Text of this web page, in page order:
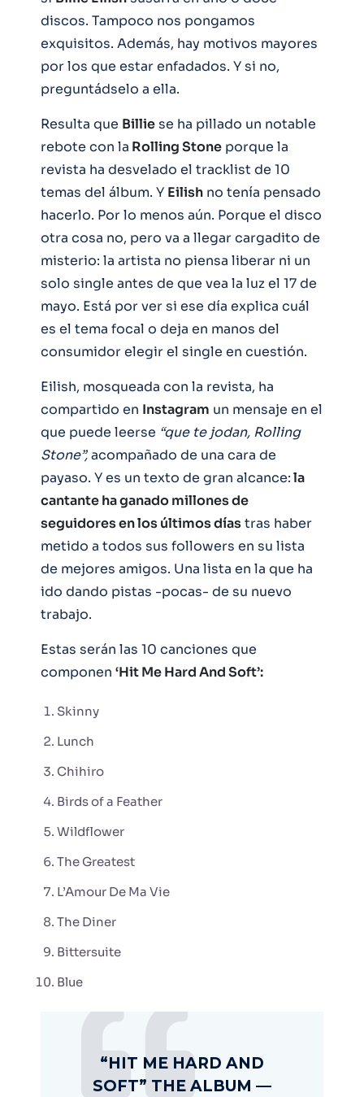
discos. Tampoco nos pongamos
exquisitos. Además, hay motivos mayores
por los que estar enfadados. Y si no,
preguntádselo a ella.
Resulta que Billiese ha pillado un notable
rebote con la Rolling Stone porque la
revista ha desvelado el tracklist de 10
temas del álbum. Y Eilish no tenía pensado
hacerlo. Por lo menos aún. Porque el disco
otra cosa no, pero va a llegar cargadito de
misterio: la artista no piensa liberar ni un
solo single antes de que vea la luz el 17 de
mayo. Está por ver si ese día explica cuál
es el tema focal o deja en manos del
consumidor elegir el single en cuestión.
Eilish, mosqueada con la revista, ha
compartido en Instagram un mensaje en el
que puede leerse “que te jodan, Rolling
Stone”,acompañado de una cara de
payaso. Y es un texto de gran alcance:la
cantante ha ganado millones de
seguidores en los últimos díastras haber
metido a todos sus followers en su lista
de mejores amigos. Una lista en la que ha
ido dando pistas -pocas- de su nuevo
trabajo.
Estas serán las 10 canciones que
componen ‘Hit Me Hard And Soft’:
Skinny
Lunch
Chihiro
Birds of a Feather
Wildflower
The Greatest
L’Amour De Ma Vie
The Diner
Bittersuite
Blue
“HIT ME HARD AND
SOFT” THE ALBUM —